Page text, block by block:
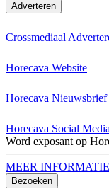
Adverteren
Crossmediaal
Horecava Website
Horecava Nieuwsbrief
Horecava Social Media
Word exposant op
MEER
Bezoeken